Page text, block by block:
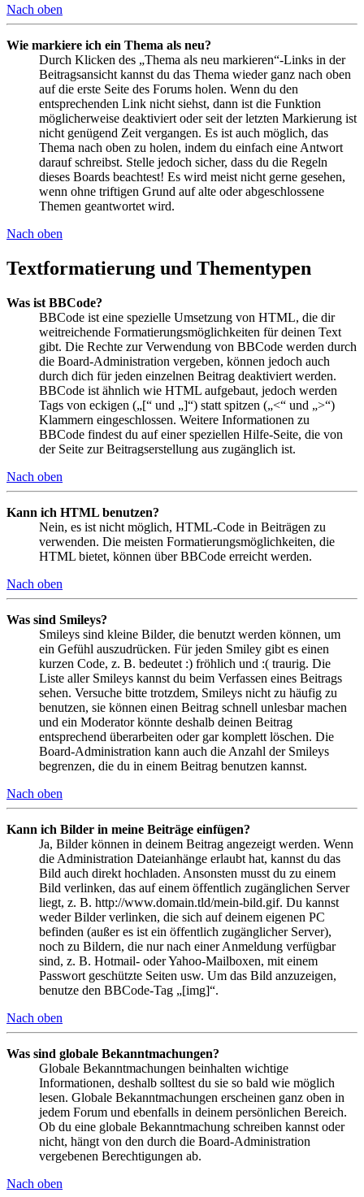
Nach oben
Wie markiere ich ein Thema als neu?
Durch Klicken des „Thema als neu markieren“-Links in der
Beitragsansicht kannst du das Thema wieder ganz nach oben
auf die erste Seite des Forums holen. Wenn du den
entsprechenden Link nicht siehst, dann ist die Funktion
möglicherweise deaktiviert oder seit der letzten Markierung ist
nicht genügend Zeit vergangen. Es ist auch möglich, das
Thema nach oben zu holen, indem du einfach eine Antwort
darauf schreibst. Stelle jedoch sicher, dass du die Regeln
dieses Boards beachtest! Es wird meist nicht gerne gesehen,
wenn ohne triftigen Grund auf alte oder abgeschlossene
Themen geantwortet wird.
Nach oben
Textformatierung und Thementypen
Was ist BBCode?
BBCode ist eine spezielle Umsetzung von HTML, die dir
weitreichende Formatierungsmöglichkeiten für deinen Text
gibt. Die Rechte zur Verwendung von BBCode werden durch
die Board-Administration vergeben, können jedoch auch
durch dich für jeden einzelnen Beitrag deaktiviert werden.
BBCode ist ähnlich wie HTML aufgebaut, jedoch werden
Tags von eckigen („[“ und „]“) statt spitzen („<“ und „>“)
Klammern eingeschlossen. Weitere Informationen zu
BBCode findest du auf einer speziellen Hilfe-Seite, die von
der Seite zur Beitragserstellung aus zugänglich ist.
Nach oben
Kann ich HTML benutzen?
Nein, es ist nicht möglich, HTML-Code in Beiträgen zu
verwenden. Die meisten Formatierungsmöglichkeiten, die
HTML bietet, können über BBCode erreicht werden.
Nach oben
Was sind Smileys?
Smileys sind kleine Bilder, die benutzt werden können, um
ein Gefühl auszudrücken. Für jeden Smiley gibt es einen
kurzen Code, z. B. bedeutet :) fröhlich und :( traurig. Die
Liste aller Smileys kannst du beim Verfassen eines Beitrags
sehen. Versuche bitte trotzdem, Smileys nicht zu häufig zu
benutzen, sie können einen Beitrag schnell unlesbar machen
und ein Moderator könnte deshalb deinen Beitrag
entsprechend überarbeiten oder gar komplett löschen. Die
Board-Administration kann auch die Anzahl der Smileys
begrenzen, die du in einem Beitrag benutzen kannst.
Nach oben
Kann ich Bilder in meine Beiträge einfügen?
Ja, Bilder können in deinem Beitrag angezeigt werden. Wenn
die Administration Dateianhänge erlaubt hat, kannst du das
Bild auch direkt hochladen. Ansonsten musst du zu einem
Bild verlinken, das auf einem öffentlich zugänglichen Server
liegt, z. B. http://www.domain.tld/mein-bild.gif. Du kannst
weder Bilder verlinken, die sich auf deinem eigenen PC
befinden (außer es ist ein öffentlich zugänglicher Server),
noch zu Bildern, die nur nach einer Anmeldung verfügbar
sind, z. B. Hotmail- oder Yahoo-Mailboxen, mit einem
Passwort geschützte Seiten usw. Um das Bild anzuzeigen,
benutze den BBCode-Tag „[img]“.
Nach oben
Was sind globale Bekanntmachungen?
Globale Bekanntmachungen beinhalten wichtige
Informationen, deshalb solltest du sie so bald wie möglich
lesen. Globale Bekanntmachungen erscheinen ganz oben in
jedem Forum und ebenfalls in deinem persönlichen Bereich.
Ob du eine globale Bekanntmachung schreiben kannst oder
nicht, hängt von den durch die Board-Administration
vergebenen Berechtigungen ab.
Nach oben